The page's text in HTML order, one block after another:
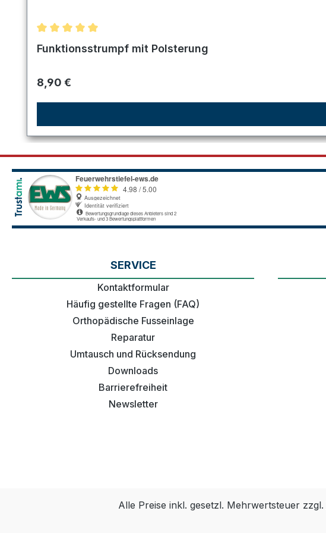
Durchschnittliche Bewertung von 5 von 5 Sternen
Funktionsstrumpf mit Polsterung
Regulärer Preis:
8,90 €
SERVICE
Kontaktformular
Häufig gestellte Fragen (FAQ)
Orthopädische Fusseinlage
Reparatur
Umtausch und Rücksendung
Downloads
Barrierefreiheit
Newsletter
Alle Preise inkl. gesetzl. Mehrwertsteuer zzgl.